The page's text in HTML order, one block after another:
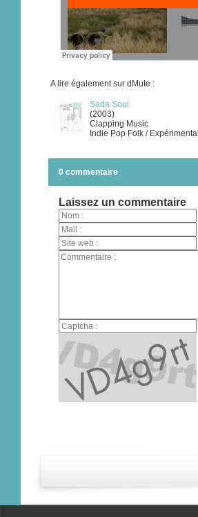
A lire également sur dMute :
Sada Soul
(2003)
Clapping Music
Indie Pop Folk / Expérimental
0 commentaire
Laissez un commentaire